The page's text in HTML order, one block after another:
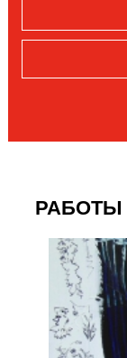
РАБОТЫ